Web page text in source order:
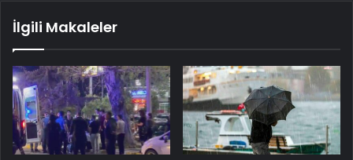
İlgili Makaleler